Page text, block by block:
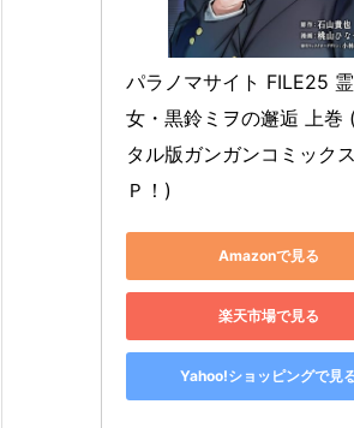
パラノマサイト FILE25
女・黒鈴ミヲの邂逅 上巻
タル版ガンガンコミック
Ｐ！)
Amazonで見る
楽天市場で見る
Yahoo!ショッピングで見